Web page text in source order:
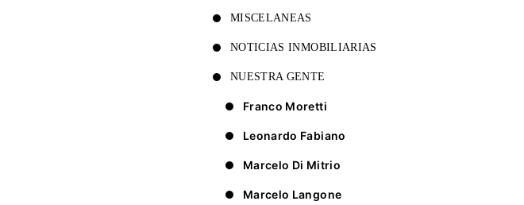
MISCELANEAS
NOTICIAS INMOBILIARIAS
NUESTRA GENTE
Franco Moretti
Leonardo Fabiano
Marcelo Di Mitrio
Marcelo Langone